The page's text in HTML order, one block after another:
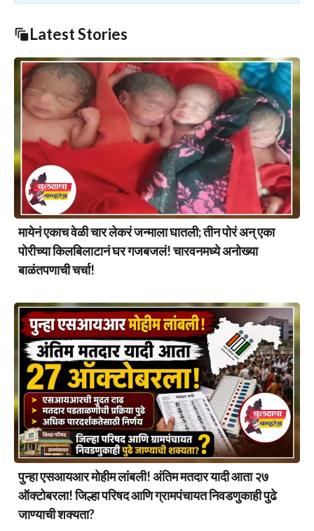
Latest Stories
मायेनं एकाच वेळी चार लेकरं जन्माला घातली; तीन पोरं अन् एका
पोरीच्या किलबिलाटानं घर गजबजलं! चारवनमध्ये अनोख्या
बाळंतपणाची चर्चा!
पुन्हा एसआयआर मोहीम लांबली! अंतिम मतदार यादी आता २७
ऑक्टोबरला! जिल्हा परिषद आणि ग्रामपंचायत निवडणुकाही पुढे
जाण्याची शक्यता?